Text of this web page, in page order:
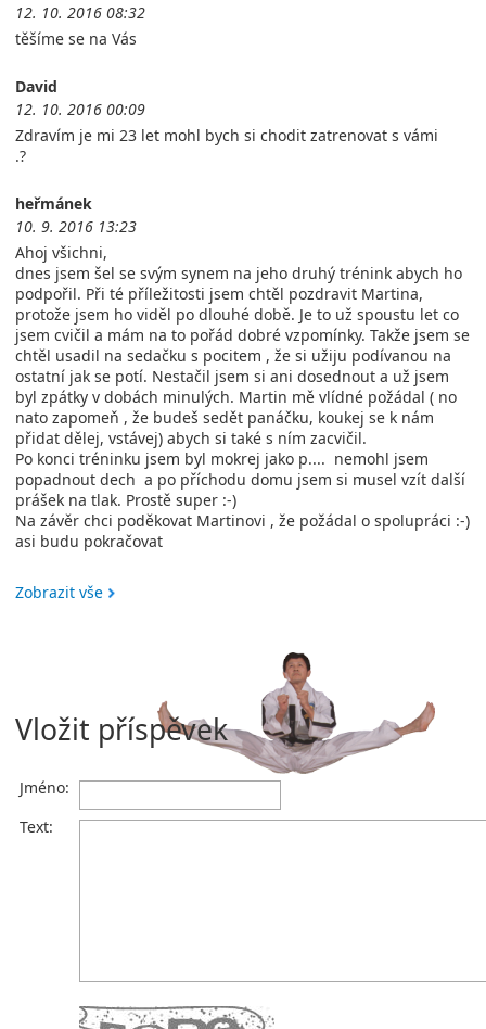
12. 10. 2016 08:32
těšíme se na Vás
David
12. 10. 2016 00:09
Zdravím je mi 23 let mohl bych si chodit zatrenovat s vámi
.?
heřmánek
10. 9. 2016 13:23
Ahoj všichni,
dnes jsem šel se svým synem na jeho druhý trénink abych ho
podpořil. Při té příležitosti jsem chtěl pozdravit Martina,
protože jsem ho viděl po dlouhé době. Je to už spoustu let co
jsem cvičil a mám na to pořád dobré vzpomínky. Takže jsem se
chtěl usadil na sedačku s pocitem , že si užiju podívanou na
ostatní jak se potí. Nestačil jsem si ani dosednout a už jsem
byl zpátky v dobách minulých. Martin mě vlídné požádal ( no
nato zapomeň , že budeš sedět panáčku, koukej se k nám
přidat dělej, vstávej) abych si také s ním zacvičil.
Po konci tréninku jsem byl mokrej jako p.... nemohl jsem
popadnout dech a po příchodu domu jsem si musel vzít další
prášek na tlak. Prostě super :-)
Na závěr chci poděkovat Martinovi , že požádal o spolupráci :-)
asi budu pokračovat
Zobrazit vše
Vložit příspěvek
Jméno:
Text: